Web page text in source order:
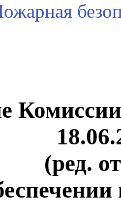
(ред.